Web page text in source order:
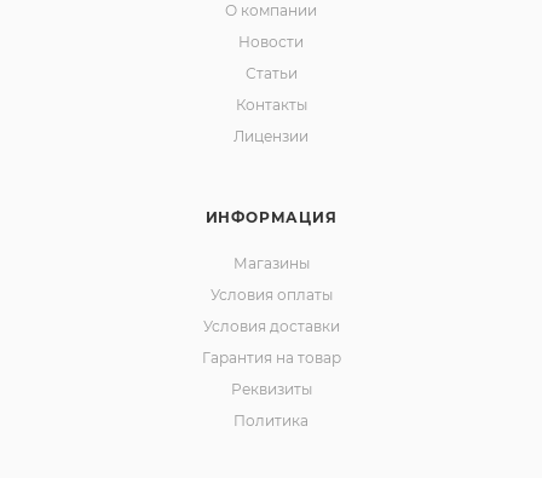
О компании
Новости
Статьи
Контакты
Лицензии
ИНФОРМАЦИЯ
Магазины
Условия оплаты
Условия доставки
Гарантия на товар
Реквизиты
Политика